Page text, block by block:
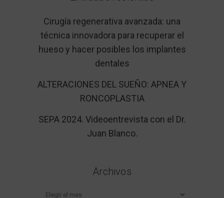
Cirugía regenerativa avanzada: una
técnica innovadora para recuperar el
hueso y hacer posibles los implantes
dentales
ALTERACIONES DEL SUEÑO: APNEA Y
RONCOPLASTIA
SEPA 2024. Videoentrevista con el Dr.
Juan Blanco.
Archivos
Archivos